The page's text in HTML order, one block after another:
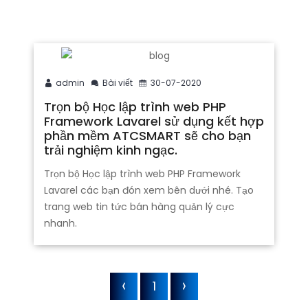
admin Bài viết 30-07-2020
Trọn bộ Học lập trình web PHP
Framework Lavarel sử dụng kết hợp
phần mềm ATCSMART sẽ cho bạn
trải nghiệm kinh ngạc.
Trọn bộ Học lập trình web PHP Framework
Lavarel các bạn đón xem bên dưới nhé. Tạo
trang web tin tức bán hàng quản lý cực
nhanh.
1